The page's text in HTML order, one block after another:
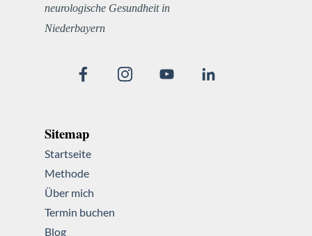
Sitemap
Startseite
Methode
Über mich
Termin buchen
Blog
neurologische Gesundheit in
Niederbayern